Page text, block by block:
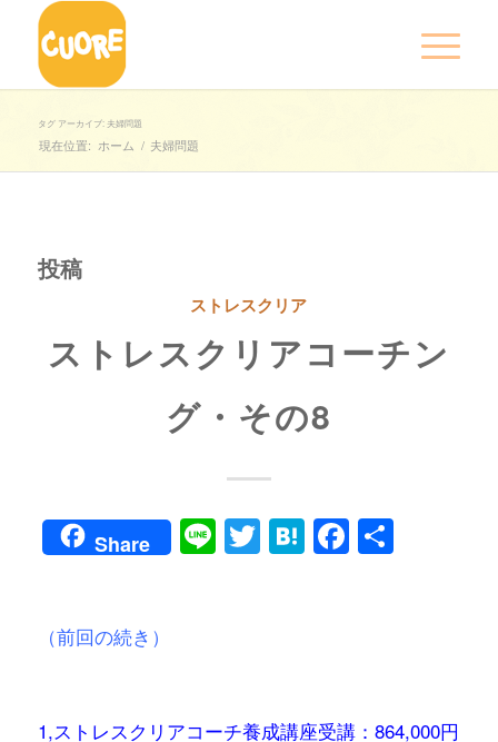
タグ アーカイブ: 夫婦問題
現在位置: ホーム / 夫婦問題
投稿
ストレスクリア
ストレスクリアコーチン
グ・その8
Share LineTwitter
Hatena共
（前回の続き）
1,ストレスクリアコーチ養成講座受講：864,000円